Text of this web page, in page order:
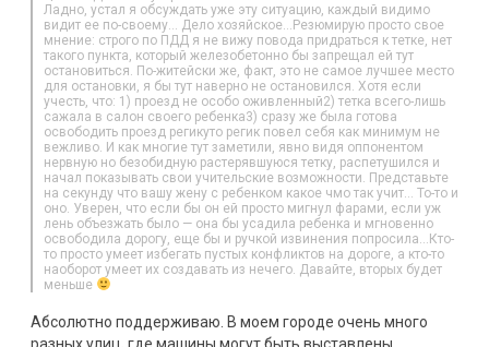
Ладно, устал я обсуждать уже эту ситуацию, каждый видимо
видит ее по-своему… Дело хозяйское…Резюмирую просто свое
мнение: строго по ПДД я не вижу повода придраться к тетке, нет
такого пункта, который железобетонно бы запрещал ей тут
остановиться. По-житейски же, факт, это не самое лучшее место
для остановки, я бы тут наверно не остановился. Хотя если
учесть, что: 1) проезд не особо оживленный2) тетка всего-лишь
сажала в салон своего ребенка3) сразу же была готова
освободить проезд регикуто регик повел себя как минимум не
вежливо. И как многие тут заметили, явно видя оппонентом
нервную но безобидную растерявшуюся тетку, распетушился и
начал показывать свои учительские возможности. Представьте
на секунду что вашу жену с ребенком какое чмо так учит… То-то и
оно. Уверен, что если бы он ей просто мигнул фарами, если уж
лень объезжать было — она бы усадила ребенка и мгновенно
освободила дорогу, еще бы и ручкой извинения попросила…Кто-
то просто умеет избегать пустых конфликтов на дороге, а кто-то
наоборот умеет их создавать из нечего. Давайте, вторых будет
меньше
Абсолютно поддерживаю. В моем городе очень много